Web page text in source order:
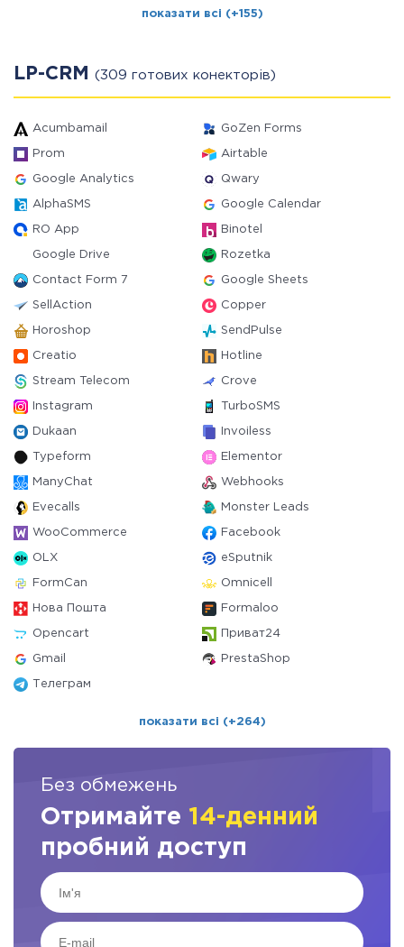
показати всі (+155)
LP-CRM (309 готових конекторів)
Acumbamail GoZen Forms
Prom Airtable
Google Analytics Qwary
AlphaSMS Google Calendar
RO App Binotel
Google Drive Rozetka
Contact Form 7 Google Sheets
SellAction Copper
Horoshop SendPulse
Creatio Hotline
Stream Telecom Crove
Instagram TurboSMS
Dukaan Invoiless
Typeform Elementor
ManyChat Webhooks
Evecalls Monster Leads
WooCommerce Facebook
OLX eSputnik
FormCan Omnicell
Нова Пошта Formaloo
Opencart Приват24
Gmail PrestaShop
Телеграм
показати всі (+264)
Без обмежень
Отримайте 14-денний
пробний доступ